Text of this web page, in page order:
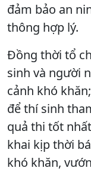
đảm bảo an
thông hợp lý.
Đồng thời tổ
sinh và người
cảnh khó
để thí sinh
quả thi tốt
khai kịp thời
khó khăn,